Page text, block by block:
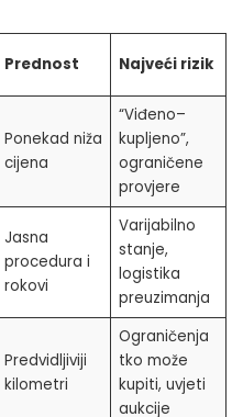
Prednost Najveći rizik
Ponekad niža
cijena
“Viđeno–
kupljeno”,
ograničene
provjere
Jasna
procedura i
rokovi
Varijabilno
stanje,
logistika
preuzimanja
Predvidljiviji
kilometri
Ograničenja
tko može
kupiti, uvjeti
aukcije